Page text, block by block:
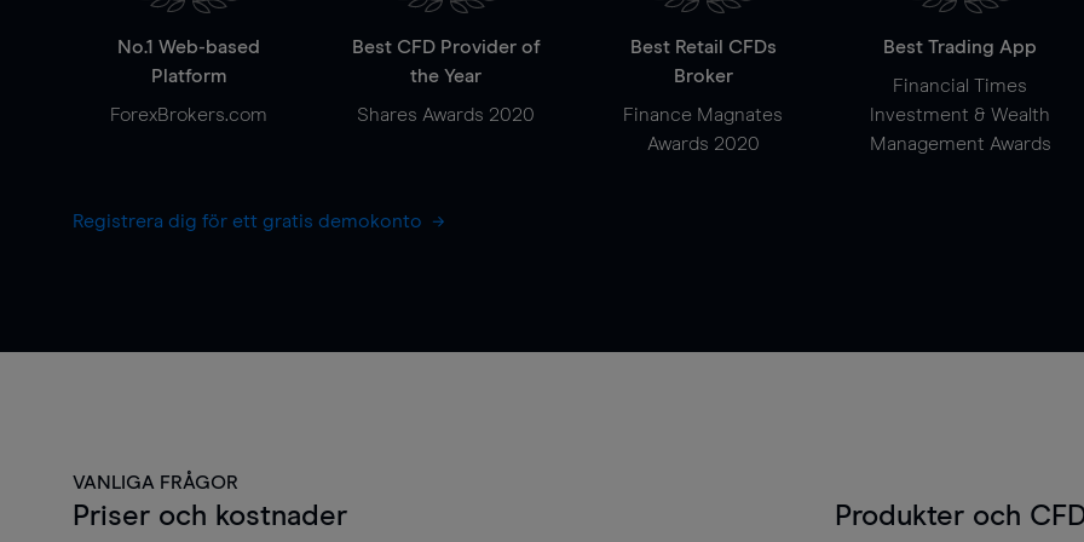
No.1 Web-based
Platform
ForexBrokers.com
Best CFD Provider of
the Year
Shares Awards 2020
Best Retail CFDs
Broker
Finance Magnates
Awards 2020
Best Trading App
Financial Times
Investment & Wealth
Management Awards
Registrera dig för ett gratis demokonto
VANLIGA FRÅGOR
Priser och kostnader Produkter och